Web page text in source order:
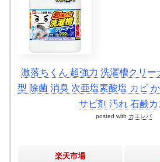
激落ちくん 超強力 洗濯槽クリー
型 除菌 消臭 次亜塩素酸塩 カビ
サビ剤 汚れ 石鹸カ
posted with カエレバ
楽天市場